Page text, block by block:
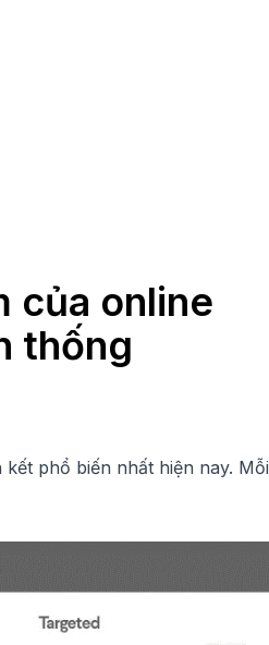
của online
thống
phổ biến nhất hiện nay. Mỗi